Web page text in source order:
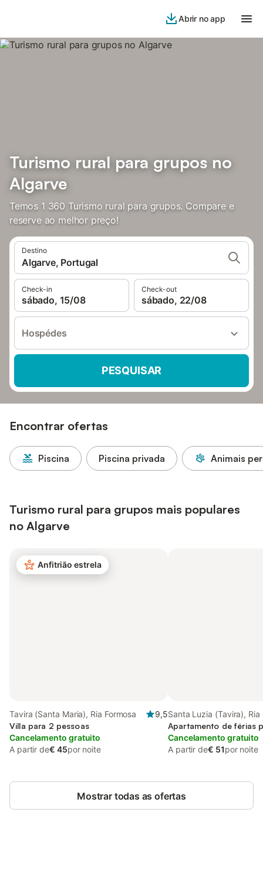
Abrir no app
Turismo rural para grupos no
Algarve
Temos 1 360 Turismo rural para grupos. Compare e
reserve ao melhor preço!
Destino
Algarve, Portugal
Check-in
sábado, 15/08
Check-out
sábado, 22/08
Hospédes
PESQUISAR
Encontrar ofertas
Piscina Piscina privada Animais
Turismo rural para grupos mais populares
no Algarve
Anfitrião estrela
Tavira (Santa Maria), Ria Formosa
9,5
Villa para 2 pessoas
Cancelamento gratuito
A partir de€ 45por noite
Santa Luzia (Tavira), Ria
Apartamento de férias
Cancelamento gratuito
A partir de€ 51por noite
Mostrar todas as ofertas